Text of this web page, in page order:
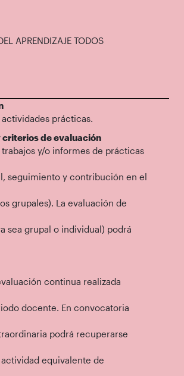
APRENDIZAJE TODOS
prácticas.
criterios de evaluación
trabajos y/o informes de prácticas
seguimiento y contribución en el
grupales). La evaluación de
sea grupal o individual) podrá
continua realizada
docente. En convocatoria
podrá recuperarse
equivalente de